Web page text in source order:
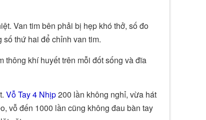
Van tim bên phải bị hẹp khó thở, số đo
thứ hai để chỉnh van tim.
khí huyết trên mỗi đốt sống và đĩa
Vỗ Tay 4 Nhịp200 lần không nghỉ, vừa hát
vỗ đến 1000 lần cũng không đau bàn tay